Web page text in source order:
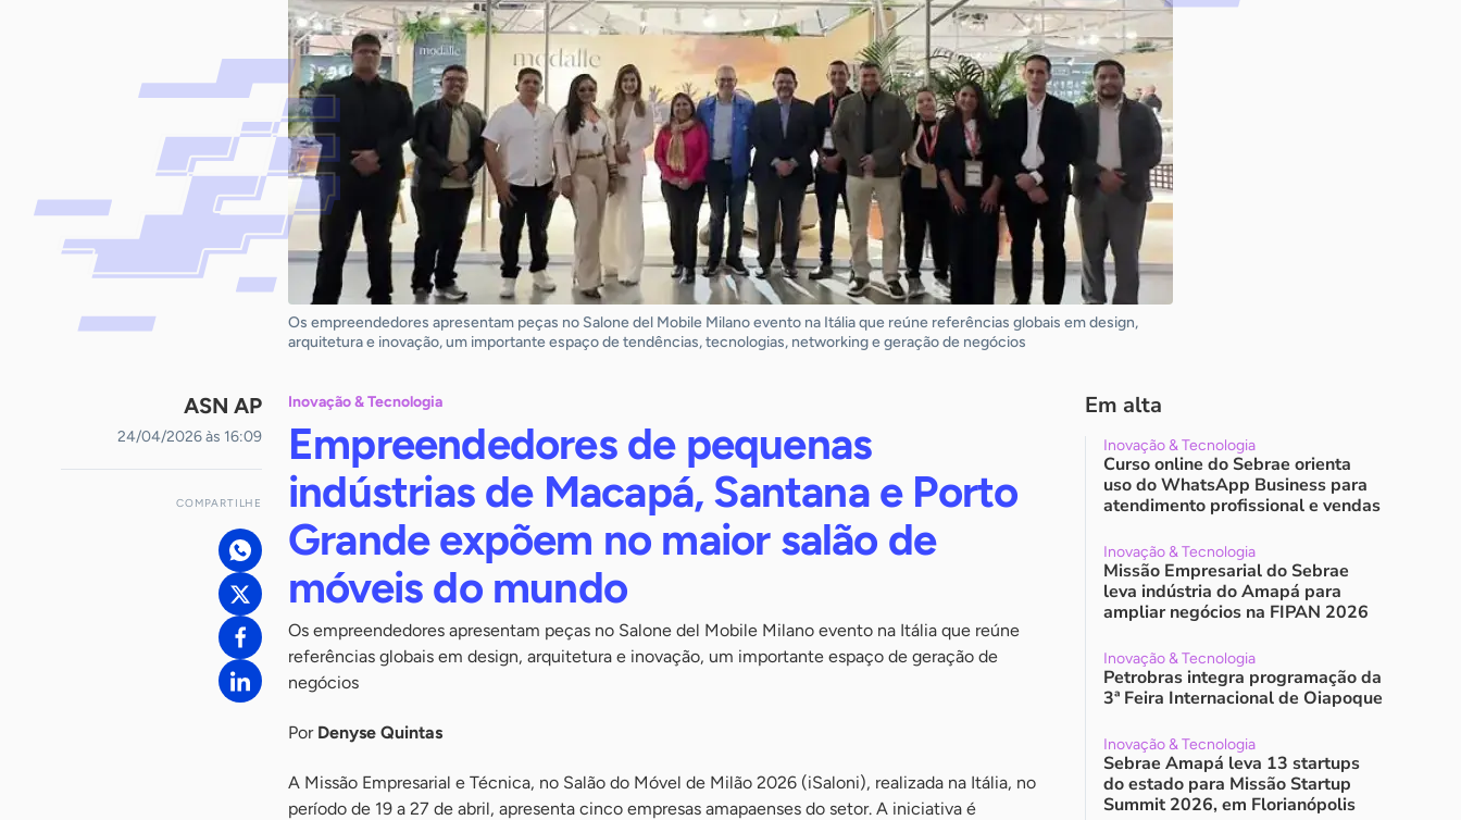
Os empreendedores apresentam peças no Salone del Mobile Milano evento na Itália que reúne referências globais em design,
arquitetura e inovação, um importante espaço de tendências, tecnologias, networking e geração de negócios
ASN AP
24/04/2026 às 16:09
COMPARTILHE
Inovação & Tecnologia
Empreendedores de pequenas
indústrias de Macapá, Santana e Porto
Grande expõem no maior salão de
móveis do mundo
Os empreendedores apresentam peças no Salone del Mobile Milano evento na Itália que reúne
referências globais em design, arquitetura e inovação, um importante espaço de geração de
negócios
Por Denyse Quintas
A Missão Empresarial e Técnica, no Salão do Móvel de Milão 2026 (iSaloni), realizada na Itália, no
período de 19 a 27 de abril, apresenta cinco empresas amapaenses do setor. A iniciativa é
Em alta
Inovação & Tecnologia
Curso online do Sebrae orienta
uso do WhatsApp Business para
atendimento profissional e vendas
Inovação & Tecnologia
Missão Empresarial do Sebrae
leva indústria do Amapá para
ampliar negócios na FIPAN 2026
Inovação & Tecnologia
Petrobras integra programação da
3ª Feira Internacional de Oiapoque
Inovação & Tecnologia
Sebrae Amapá leva 13 startups
do estado para Missão Startup
Summit 2026, em Florianópolis